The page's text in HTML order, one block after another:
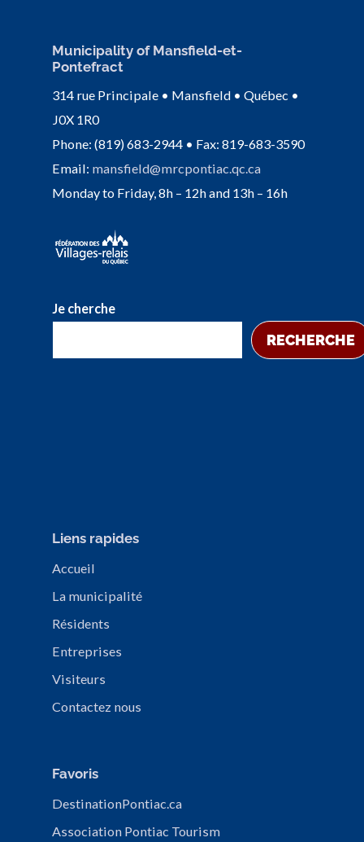
Municipality of Mansfield-et-
Pontefract
314 rue Principale • Mansfield • Québec •
J0X 1R0
Phone: (819) 683-2944 • Fax: 819-683-3590
Email: mansfield@mrcpontiac.qc.ca
Monday to Friday, 8h – 12h and 13h – 16h
Je cherche
RECHERCHE
Liens rapides
Accueil
La municipalité
Résidents
Entreprises
Visiteurs
Contactez nous
Favoris
DestinationPontiac.ca
Association Pontiac Tourism